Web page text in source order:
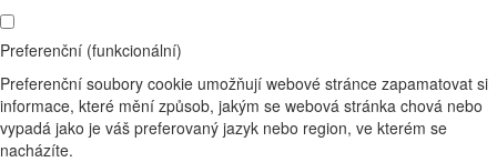
Preferenční (funkcionální)
Preferenční soubory cookie umožňují webové stránce zapamatovat si
informace, které mění způsob, jakým se webová stránka chová nebo
vypadá jako je váš preferovaný jazyk nebo region, ve kterém se
nacházíte.